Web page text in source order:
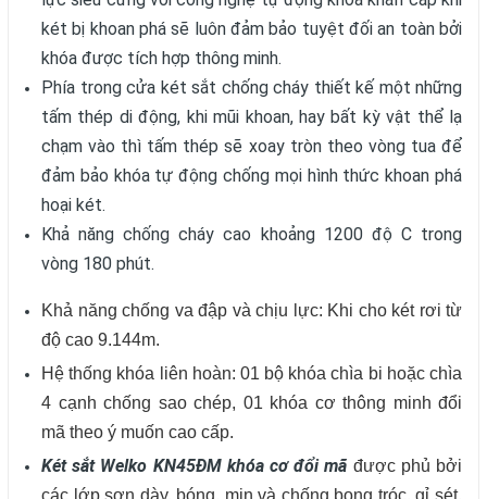
két bị khoan phá sẽ luôn đảm bảo tuyệt đối an toàn bởi
khóa được tích hợp thông minh.
Phía trong cửa két sắt chống cháy thiết kế một những
tấm thép di động, khi mũi khoan, hay bất kỳ vật thể lạ
chạm vào thì tấm thép sẽ xoay tròn theo vòng tua để
đảm bảo khóa tự động chống mọi hình thức khoan phá
hoại két.
Khả năng chống cháy cao khoảng 1200 độ C trong
vòng 180 phút.
Khả năng chống va đập và chịu lực: Khi cho két rơi từ
độ cao 9.144m.
Hệ thống khóa liên hoàn: 01 bộ khóa chìa bi hoặc chìa
4 cạnh chống sao chép, 01 khóa cơ thông minh đổi
mã theo ý muốn cao cấp.
Két sắt Welko KN45ĐM khóa cơ đổi mã được phủ bởi